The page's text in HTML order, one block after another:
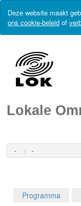
Deze website maakt
ons cookie-beleid of
Lokale
- -
Programma